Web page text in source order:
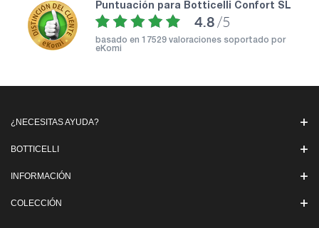
puntuación para Botticelli Confort SL
4.8 /5
basado en 17529 valoraciones soportado por
eKomi
¿NECESITAS AYUDA?
BOTTICELLI
INFORMACIÓN
COLECCIÓN